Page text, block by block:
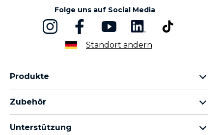
Folge uns auf Social Media
Standort ändern
Produkte
moto g Familie
Zubehör
Unterstützung